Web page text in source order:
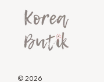
© 2026